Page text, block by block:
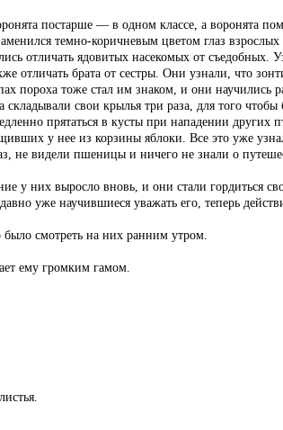
постарше — в одном классе, а воронята
темно-коричневым цветом глаз
отличать ядовитых насекомых от съедобных.
отличать брата от сестры. Они узнали, что
пороха тоже стал им знаком, и они научились
складывали свои крылья три раза, для того
прятаться в кусты при нападении других
у нее из корзины яблоки. Все это уже
не видели пшеницы и ничего не знали о
них выросло вновь, и они стали гордиться
уже научившиеся уважать его, теперь
смотреть на них ранним утром.
ему громким гамом.